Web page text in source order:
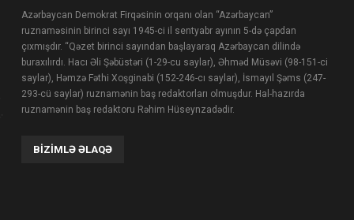
Azərbaycan Demokrat Firqəsinin orqanı olan “Azərbaycan”
ruznaməsinin birinci sayı 1945-ci il sentyabr ayının 5-də çapdan
çıxmışdır. “Qəzet birinci sayından başlayaraq Azərbaycan dilində
buraxılırdı. Hacı Əli Şəbüstəri (1-29-cu saylar), Əhməd Müsəvi (98-151-ci
saylar), Həmzə Fəthi Xoşginabi (152-246-cı saylar), İsmayıl Şəms (247-
293-cü saylar) ruznamənin baş redaktorları olmuşdur. Hal-hazırda
ruznamənin baş redaktoru Rəhim Hüseynzadədir.
BIZIMLƏ ƏLAQƏ